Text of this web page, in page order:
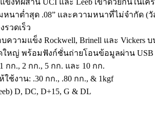
งที่ผสาน UCI และ Leeb เข้าด้วยกันในเครื่
นาต่ำสุด .08” และความหนาที่ไม่จำกัด
วดเร็ว
วามแข็ง Rockwell, Brinell และ Vickers
หญ่ พร้อมฟังก์ชั่นถ่ายโอนข้อมูลผ่าน USB
กก., 2 กก., 5 กก. และ 10 กก.
ช้งาน: .30 กก., .80 กก., & 1kgf
D, DC, D+15, G & DL